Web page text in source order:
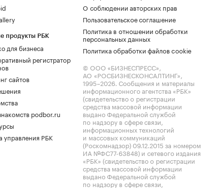
продукты РБК
для бизнеса
регистратор
сайтов
podbor.ru
управления РБК
О соблюдении авторских прав
Пользовательское соглашение
Политика в отношении обработки
персональных данных
Политика обработки файлов cookie
© ООО «БИЗНЕСПРЕСС»,
АО «РОСБИЗНЕСКОНСАЛТИНГ»,
1995–2026. Сообщения и материалы
информационного агентства «РБК»
(свидетельство о регистрации
средства массовой информации
выдано Федеральной службой
по надзору в сфере связи,
информационных технологий
и массовых коммуникаций
(Роскомнадзор) 09.12.2015 за номером
ИА №ФС77-63848) и сетевого издания
«РБК» (свидетельство о регистрации
средства массовой информации
выдано Федеральной службой
по надзору в сфере связи,